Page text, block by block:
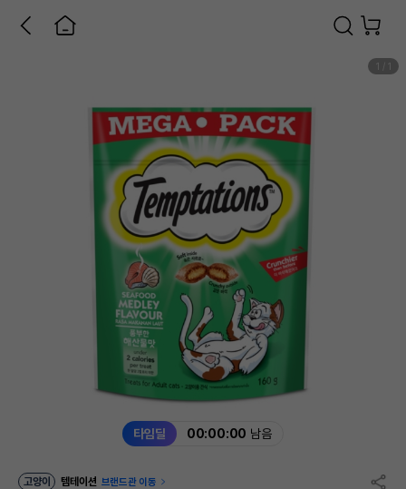
타임딜 00:00:00 남음
1 1
고양이 템테이션 브랜드관 이동